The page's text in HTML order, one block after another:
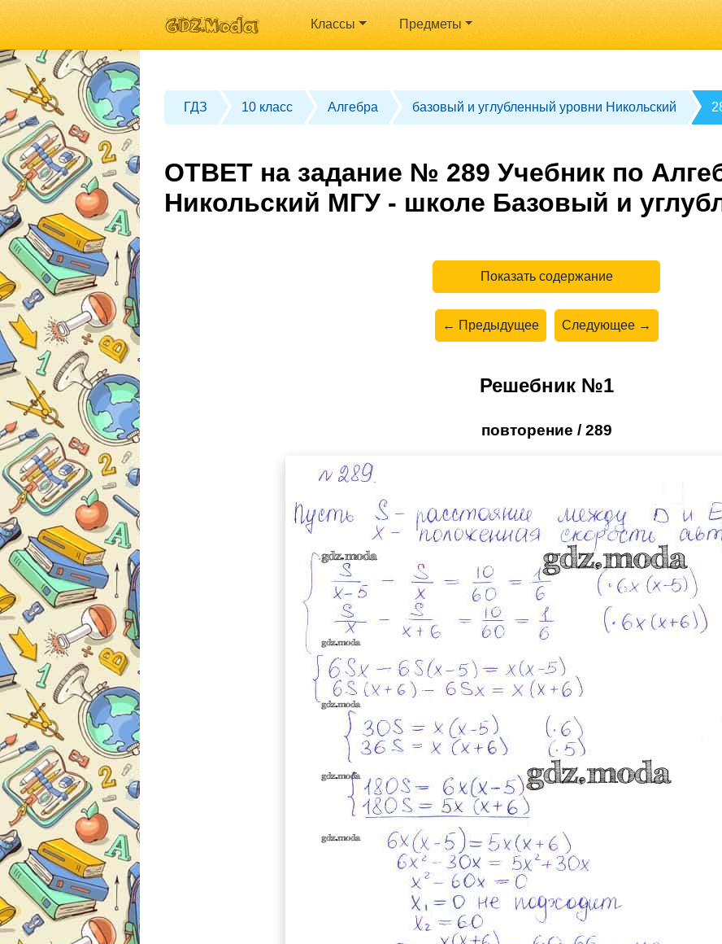
Классы Предметы
ГДЗ 10 класс Алгебра базовый и углубленный уровни Никольский
ОТВЕТ на задание № 289 Учебник по
Никольский МГУ - школе Базовый и
Показать содержание
← Предыдущее Следующее →
Решебник №1
повторение / 289